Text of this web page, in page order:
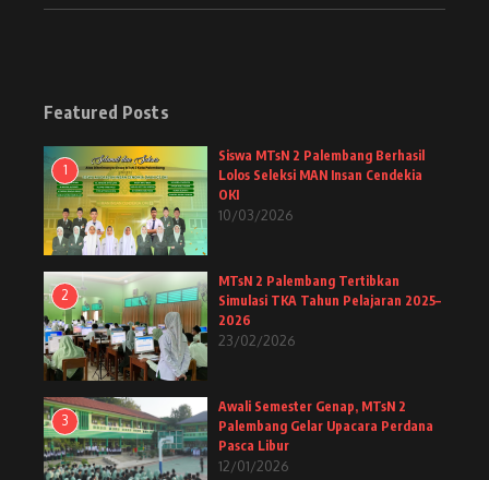
Featured Posts
1
Siswa MTsN 2 Palembang Berhasil
Lolos Seleksi MAN Insan Cendekia
OKI
10/03/2026
2
MTsN 2 Palembang Tertibkan
Simulasi TKA Tahun Pelajaran 2025–
2026
23/02/2026
3
Awali Semester Genap, MTsN 2
Palembang Gelar Upacara Perdana
Pasca Libur
12/01/2026